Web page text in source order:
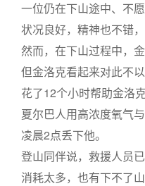
一位仍在下山途中、不
状况良好，精神也不错
然而，在下山过程中，
但金洛克看起来对此不
花了12个小时帮助金洛
夏尔巴人用高浓度氧气
凌晨2点丢下他。
登山同伴说，救援人员
消耗太多，也有下不了